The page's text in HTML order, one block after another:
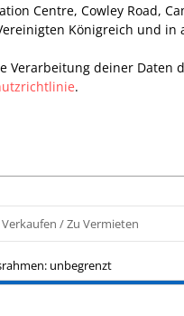
Centre, Cowley Road,
Königreich und
deiner Daten
.
unbegrenzt